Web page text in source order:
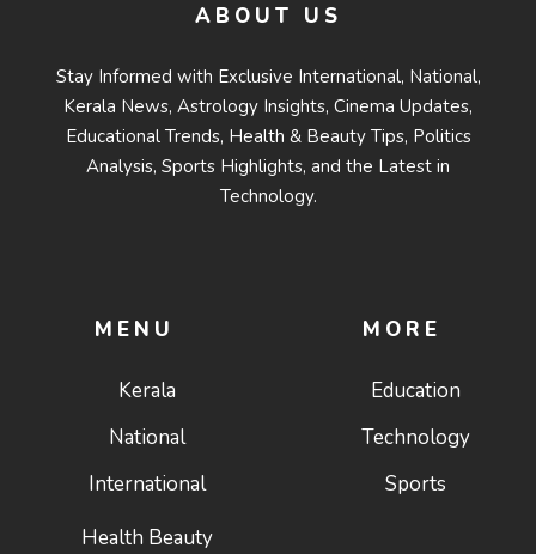
ABOUT US
Stay Informed with Exclusive International, National,
Kerala News, Astrology Insights, Cinema Updates,
Educational Trends, Health & Beauty Tips, Politics
Analysis, Sports Highlights, and the Latest in
Technology.
MENU
Kerala
National
International
Health Beauty
MORE
Education
Technology
Sports